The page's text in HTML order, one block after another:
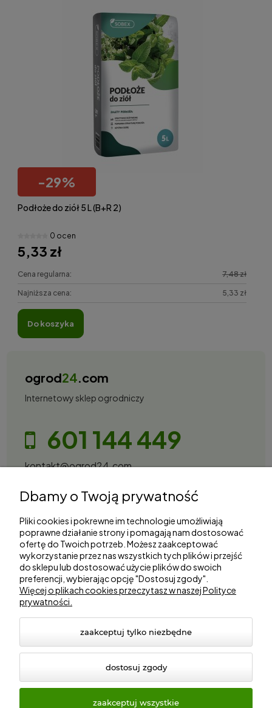
-29%
Podłoże do ziół 5 L (B+R 2)
0 ocen
5,33 zł
Cena regularna: 7,48 zł
Najniższa cena: 5,33 zł
do koszyka
ogrod24.com
Internetowy sklep ogrodniczy
601 144 449
kontakt@ogrod24.com
Gorzowska 27, 66-530 Trzebicz
Zakupy
Informacje
Marki
Dbamy o Twoją prywatność
Pliki cookies i pokrewne im technologie umożliwiają
poprawne działanie strony i pomagają nam dostosować
ofertę do Twoich potrzeb. Możesz zaakceptować
wykorzystanie przez nas wszystkich tych plików i przejść
do sklepu lub dostosować użycie plików do swoich
preferencji, wybierając opcję "Dostosuj zgody".
Więcej o plikach cookies przeczytasz w naszej Polityce
prywatności.
zaakceptuj tylko niezbędne
dostosuj zgody
zaakceptuj wszystkie